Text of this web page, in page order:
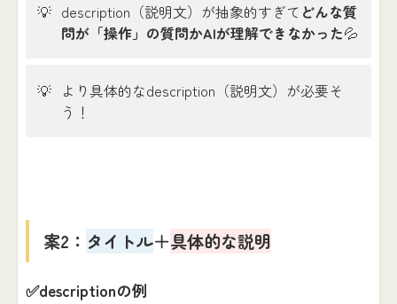
💡 description（説明文）が抽象的すぎて どんな質
問が「操作」の質問かAIが理解できなかった💦
💡 より具体的なdescription（説明文）が必要そ
う！
案2： タイトル＋具体的な説明
✅descriptionの例